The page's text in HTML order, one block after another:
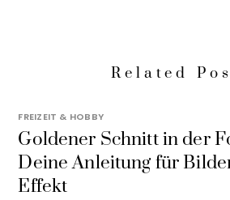
Related
FREIZEIT & HOBBY
Goldener Schnitt in der
Deine Anleitung für
Effekt